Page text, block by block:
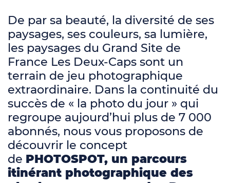
De par sa beauté, la diversité de ses
paysages, ses couleurs, sa lumière,
les paysages du Grand Site de
France Les Deux-Caps sont un
terrain de jeu photographique
extraordinaire. Dans la continuité du
succès de « la photo du jour » qui
regroupe aujourd’hui plus de 7 000
abonnés, nous vous proposons de
découvrir le concept
de PHOTOSPOT, un parcours
itinérant photographique des